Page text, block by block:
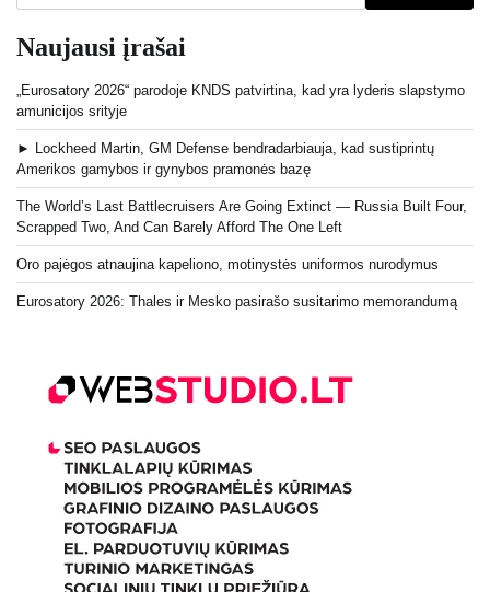
Naujausi įrašai
„Eurosatory 2026“ parodoje KNDS patvirtina, kad yra lyderis slapstymo
amunicijos srityje
► Lockheed Martin, GM Defense bendradarbiauja, kad sustiprintų
Amerikos gamybos ir gynybos pramonės bazę
The World’s Last Battlecruisers Are Going Extinct — Russia Built Four,
Scrapped Two, And Can Barely Afford The One Left
Oro pajėgos atnaujina kapeliono, motinystės uniformos nurodymus
Eurosatory 2026: Thales ir Mesko pasirašo susitarimo memorandumą